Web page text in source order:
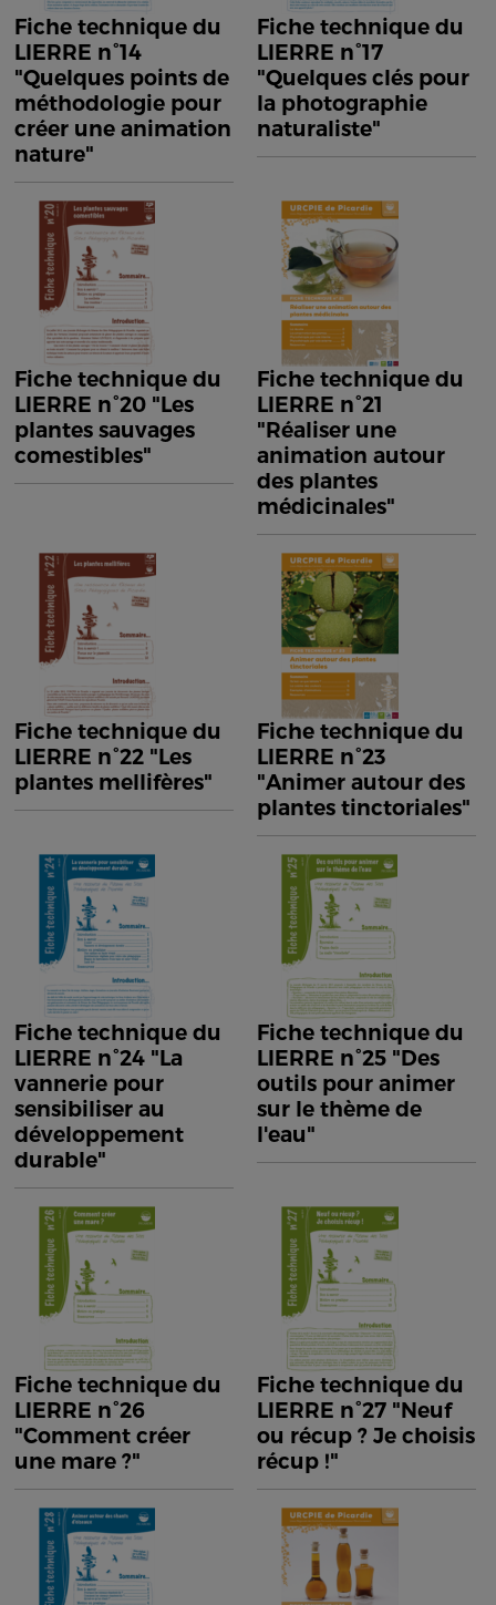
Fiche technique du
LIERRE n°14
"Quelques points de
méthodologie pour
créer une animation
nature"
Fiche technique du
LIERRE n°17
"Quelques clés pour
la photographie
naturaliste"
Fiche technique du
LIERRE n°20 "Les
plantes sauvages
comestibles"
Fiche technique du
LIERRE n°21
"Réaliser une
animation autour
des plantes
médicinales"
Fiche technique du
LIERRE n°22 "Les
plantes mellifères"
Fiche technique du
LIERRE n°23
"Animer autour des
plantes tinctoriales"
Fiche technique du
LIERRE n°24 "La
vannerie pour
sensibiliser au
développement
durable"
Fiche technique du
LIERRE n°25 "Des
outils pour animer
sur le thème de
l'eau"
Fiche technique du
LIERRE n°26
"Comment créer
une mare ?"
Fiche technique du
LIERRE n°27 "Neuf
ou récup ? Je choisis
récup !"